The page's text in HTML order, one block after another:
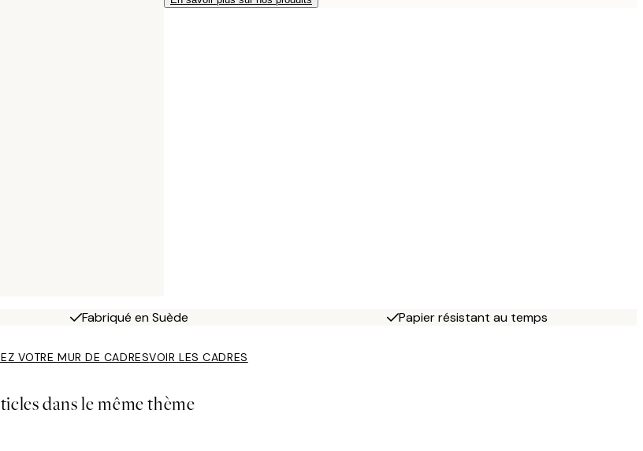
Fabriqué en Suède Papier résistant au temps
VOTRE MUR DE CADRESVOIR LES CADRES
dans le même thème